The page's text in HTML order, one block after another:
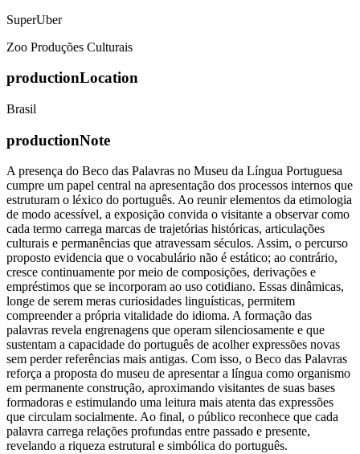
SuperUber
Zoo Produções Culturais
productionLocation
Brasil
productionNote
A presença do Beco das Palavras no Museu da Língua Portuguesa
cumpre um papel central na apresentação dos processos internos que
estruturam o léxico do português. Ao reunir elementos da etimologia
de modo acessível, a exposição convida o visitante a observar como
cada termo carrega marcas de trajetórias históricas, articulações
culturais e permanências que atravessam séculos. Assim, o percurso
proposto evidencia que o vocabulário não é estático; ao contrário,
cresce continuamente por meio de composições, derivações e
empréstimos que se incorporam ao uso cotidiano. Essas dinâmicas,
longe de serem meras curiosidades linguísticas, permitem
compreender a própria vitalidade do idioma. A formação das
palavras revela engrenagens que operam silenciosamente e que
sustentam a capacidade do português de acolher expressões novas
sem perder referências mais antigas. Com isso, o Beco das Palavras
reforça a proposta do museu de apresentar a língua como organismo
em permanente construção, aproximando visitantes de suas bases
formadoras e estimulando uma leitura mais atenta das expressões
que circulam socialmente. Ao final, o público reconhece que cada
palavra carrega relações profundas entre passado e presente,
revelando a riqueza estrutural e simbólica do português.